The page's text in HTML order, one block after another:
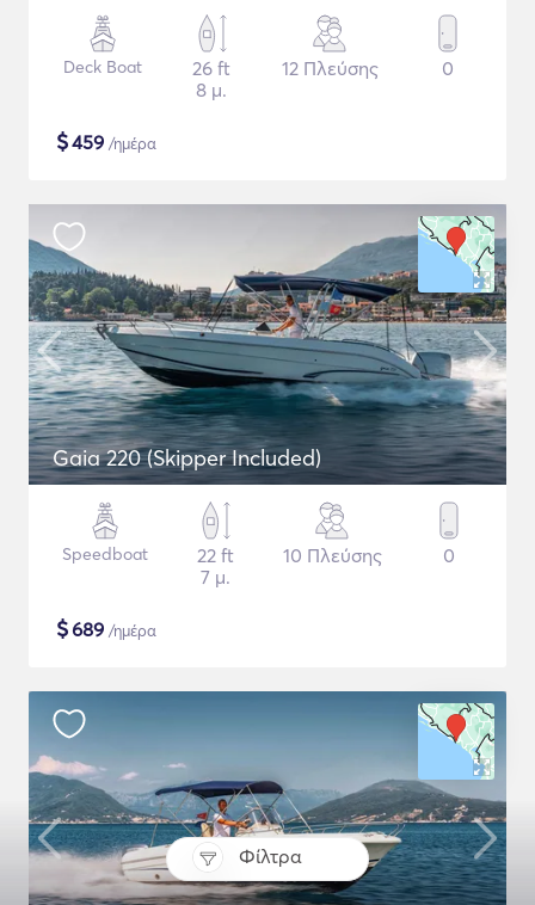
Φίλτρα
Deck Boat
26 ft
8 μ.
12 Πλεύσης 0
$459 /ημέρα
Gaia 220 (Skipper Included)
Speedboat
22 ft
7 μ.
10 Πλεύσης 0
$689 /ημέρα